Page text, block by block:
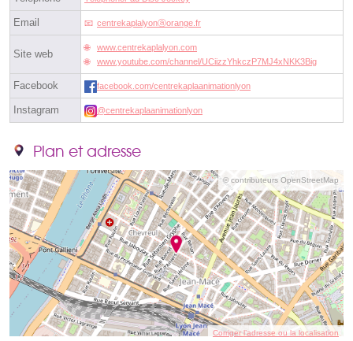
Email centrekaplalyonⓐorange.fr
Site web
www.centrekaplalyon.com
www.youtube.com/channel/UCiizzYhkczP7MJ4xNKK3Big
Facebook facebook.com/centrekaplaanimationlyon
Instagram @centrekaplaanimationlyon
Plan et adresse
© contributeurs OpenStreetMap
Corriger l’adresse ou la localisation